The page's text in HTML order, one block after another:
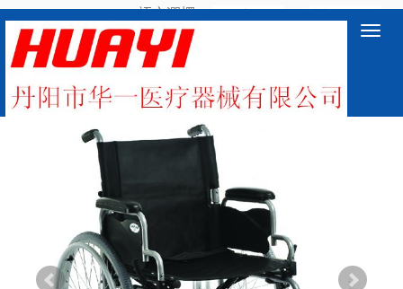
語言選擇： ∷
鐵款